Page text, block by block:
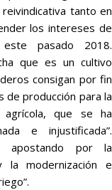
tanto en
los intereses de
pasado 2018.
que es un cultivo
consigan por fin
de producción para la
que se ha
e injustificada”.
apostando por la
la modernización e